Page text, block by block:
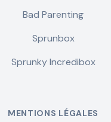
Bad Parenting
Sprunbox
Sprunky Incredibox
MENTIONS LÉGALES